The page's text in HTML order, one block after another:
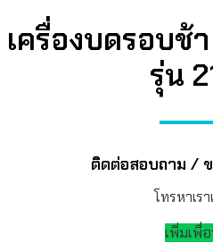
เครื่องบดรอบช้
รุ่น
ติดต่อสอบถาม / ข
โทรหาเร
เพิ่มเพื่